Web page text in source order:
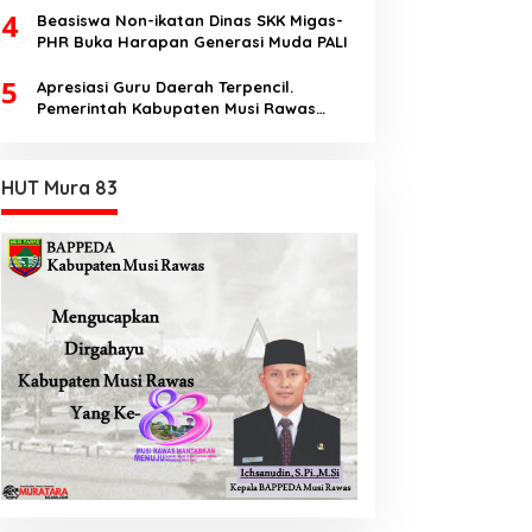
4
Beasiswa Non-ikatan Dinas SKK Migas-
PHR Buka Harapan Generasi Muda PALI
5
Apresiasi Guru Daerah Terpencil.
Pemerintah Kabupaten Musi Rawas
HUT Mura 83